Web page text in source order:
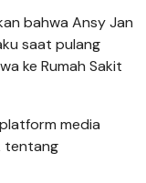
bahwa Ansy Jan
saat pulang
ke Rumah Sakit
media
tentang